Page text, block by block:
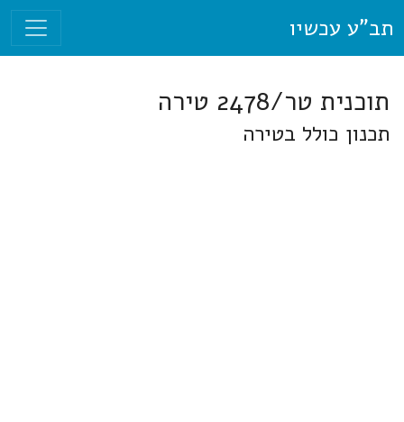
תב"ע עכשיו
תוכנית טר/2478 טירה
תכנון כולל בטירה